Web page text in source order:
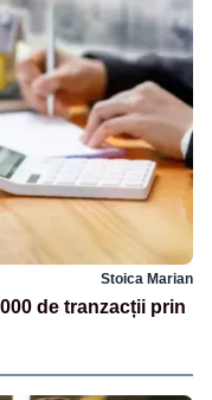
Stoica Marian
de tranzacții prin